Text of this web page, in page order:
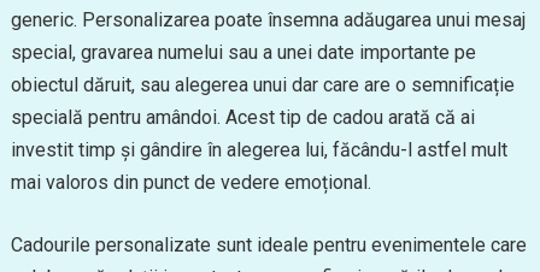
generic. Personalizarea poate însemna adăugarea unui mesaj
special, gravarea numelui sau a unei date importante pe
obiectul dăruit, sau alegerea unui dar care are o semnificație
specială pentru amândoi. Acest tip de cadou arată că ai
investit timp și gândire în alegerea lui, făcându-l astfel mult
mai valoros din punct de vedere emoțional.
Cadourile personalizate sunt ideale pentru evenimentele care